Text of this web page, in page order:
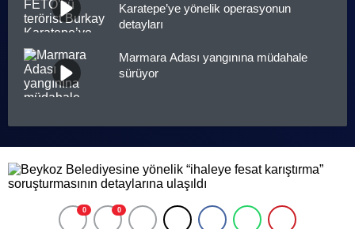
Karatepe’ye yönelik operasyonun
detayları
Marmara Adası yangınına müdahale
sürüyor
0 0